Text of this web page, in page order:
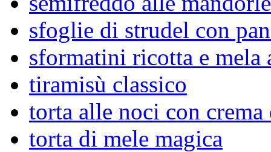
sfoglie di strudel con
sformatini ricotta e mela
tiramisù classico
torta alle noci con crema
torta di mele magica